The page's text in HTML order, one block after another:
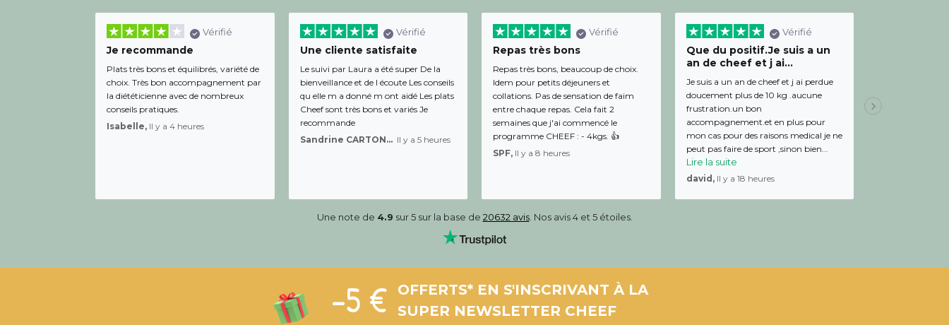
Vérifié
Je recommande
Plats très bons et équilibrés, variété de
choix. Très bon accompagnement par
la diététicienne avec de nombreux
conseils pratiques.
Isabelle, Il y a 4 heures
Vérifié
Une cliente satisfaite
Le suivi par Laura a été super De la
bienveillance et de l écoute Les conseils
qu elle m a donné m ont aidé Les plats
Cheef sont très bons et variés Je
recommande
Sandrine CARTON-BRACQ, Il y a 5 heures
Vérifié
Repas très bons
Repas très bons, beaucoup de choix.
Idem pour petits déjeuners et
collations. Pas de sensation de faim
entre chaque repas. Cela fait 2
semaines que j'ai commencé le
programme CHEEF : - 4kgs. 👍
SPF, Il y a 8 heures
Vérifié
Que du positif.Je suis a un
an de cheef et j ai...
Je suis a un an de cheef et j ai perdue
doucement plus de 10 kg .aucune
frustration.un bon
accompagnement.et en plus pour
mon cas pour des raisons medical je ne
peut pas faire de sport ,sinon bien...
Lire la suite
david, Il y a 18 heures
Julien,
Une note de 4.9 sur 5 sur la base de 20632 avis. Nos avis 4 et 5 étoiles.
-5 €
OFFERTS* EN S'INSCRIVANT À LA
SUPER NEWSLETTER CHEEF